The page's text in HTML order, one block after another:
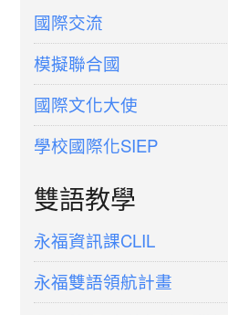
國際交流
模擬聯合國
國際文化大使
學校國際化SIEP
雙語教學
永福資訊課CLIL
永福雙語領航計畫